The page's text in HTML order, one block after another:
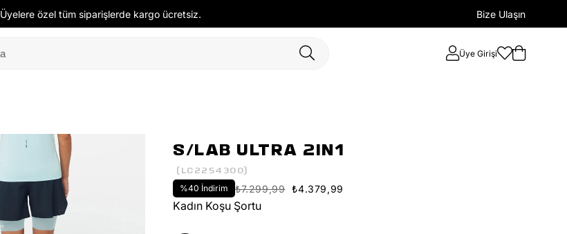
Üyelere özel tüm siparişlerde kargo ücretsiz. Bize Ulaşın
Üye Girişi
S/LAB ULTRA 2IN1
(LC2254300)
%40 İndirim ₺7.299,99 ₺4.379,99
Kadın Koşu Şortu